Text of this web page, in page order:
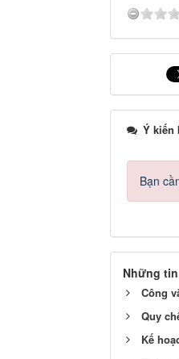
Ý kiến
Bạn
Những
Công
Quy
Kế